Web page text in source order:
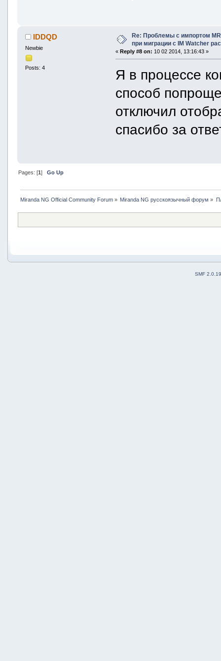
IDDQD
Newbie
Posts: 4
Re: Проблемы с импортом
при миграции с IM Watcher
«Reply #8 on: 10 02 2014, 13:16:43 »
Я в процессе
способ
отключил
спасибо за
Pages: [1] Go Up
Miranda NG Official Community Forum» Miranda NG русскоязычный форум »
SMF 2.0.19